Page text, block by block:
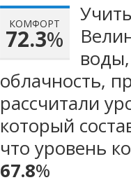
КОМФОРТ
72.3%
облачность,
рассчитали
который
что уровень
67.8%